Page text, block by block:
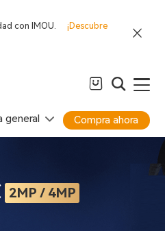
con IMOU.
¡Descubre
general Compra ahora
2MP / 4MP